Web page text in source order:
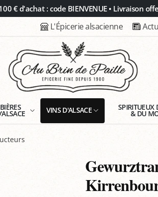
€ d'achat : code BIENVENUE • Livraison
L'Épicerie alsacienne
BIÈRES VINS D'ALSACE SPIRITUEUX
& DU